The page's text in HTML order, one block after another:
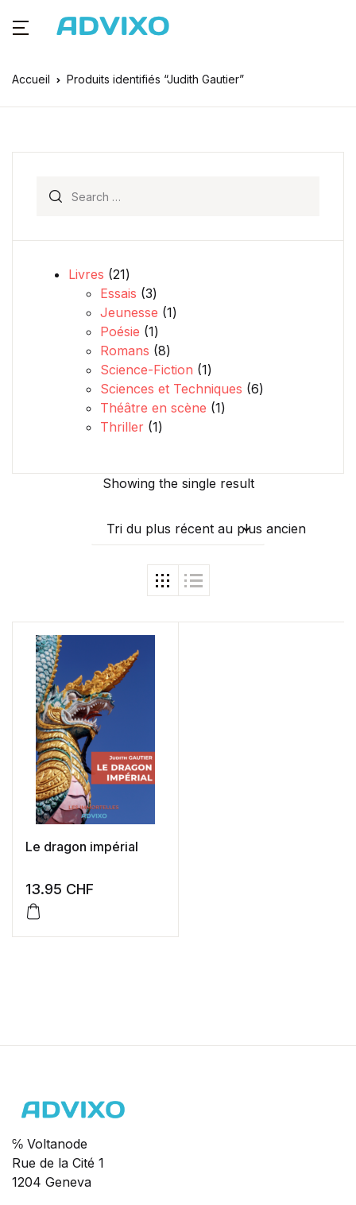
Accueil Produits identifiés “Judith Gautier”
Showing the single result
Tri du plus récent au plus ancien
Le dragon impérial
13.95 CHF
Livres 2121 produits
Essais 33 produits
Jeunesse 11 produit
Poésie 11 produit
Romans 88 produits
Science-Fiction 11 produit
Sciences et Techniques 66 produits
Théâtre en scène 11 produit
Thriller 11 produit
℅ Voltanode
Rue de la Cité 1
1204 Geneva